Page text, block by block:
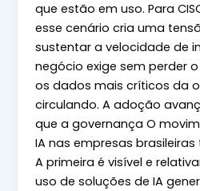
que estão em uso. Para
esse cenário cria uma
sustentar a velocidade de
negócio exige sem perder
os dados mais críticos da
circulando. A adoção
que a governança O
IA nas empresas
A primeira é visível e
uso de soluções de IA